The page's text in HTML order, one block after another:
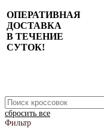
ОПЕРАТИВНАЯ
ДОСТАВКА
В ТЕЧЕНИЕ
СУТОК!
сбросить все
Фильтр